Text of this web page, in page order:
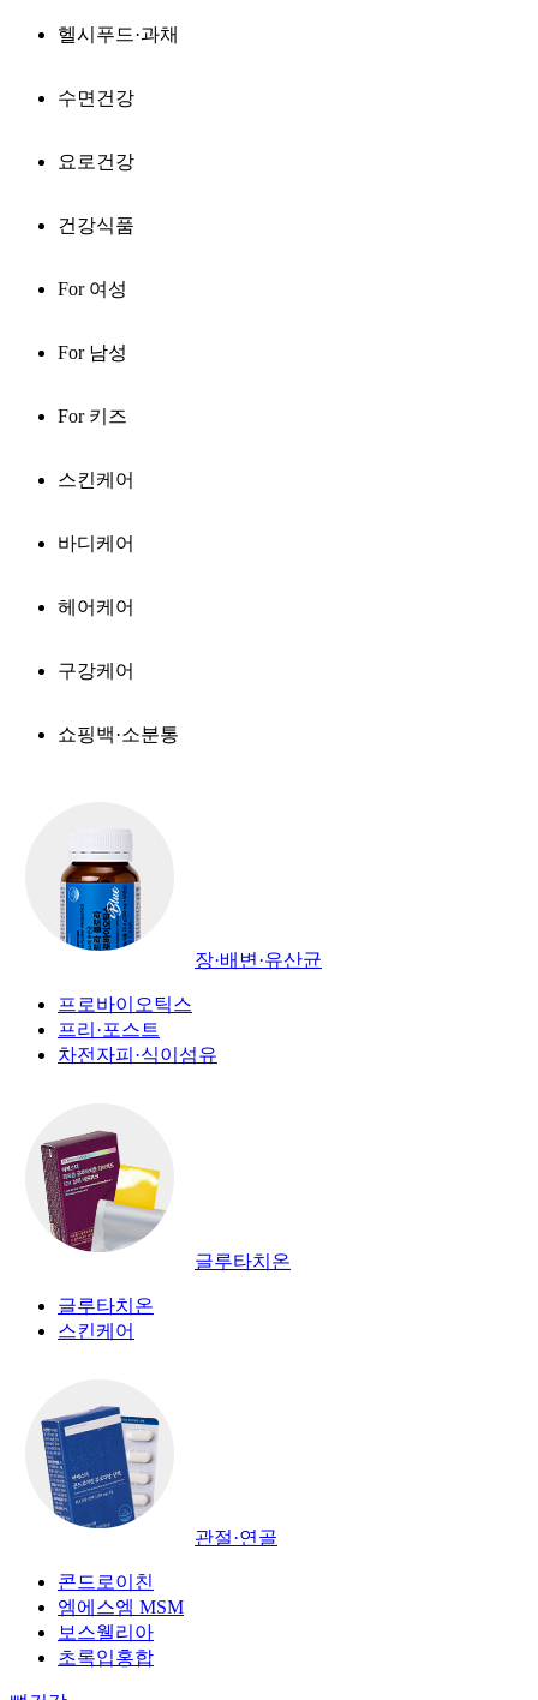
헬시푸드·과채
수면건강
요로건강
건강식품
For 여성
For 남성
For 키즈
스킨케어
바디케어
헤어케어
구강케어
쇼핑백·소분통
장·배변·유산균
프로바이오틱스
프리·포스트
차전자피·식이섬유
글루타치온
글루타치온
스킨케어
관절·연골
콘드로이친
엠에스엠 MSM
보스웰리아
초록입홍합